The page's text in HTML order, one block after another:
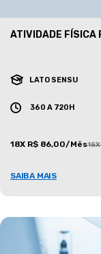
ATIVIDADE FÍSICA
LATO SENSU
360 A 720H
18X R$ 86,00/Mês
SAIBA MAIS